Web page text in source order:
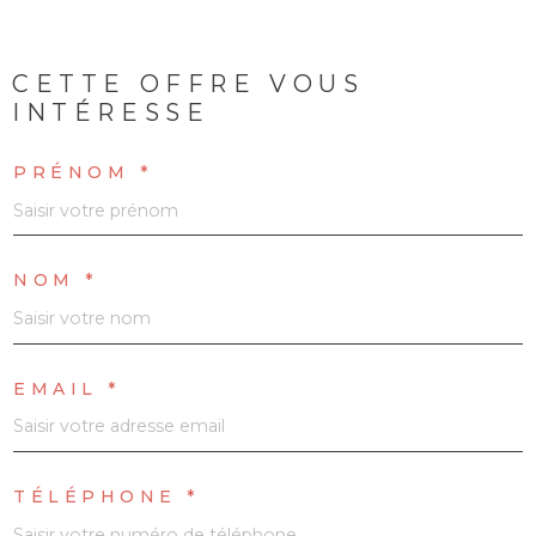
CETTE OFFRE
VOUS
INTÉRESSE
PRÉNOM *
NOM *
EMAIL *
TÉLÉPHONE *